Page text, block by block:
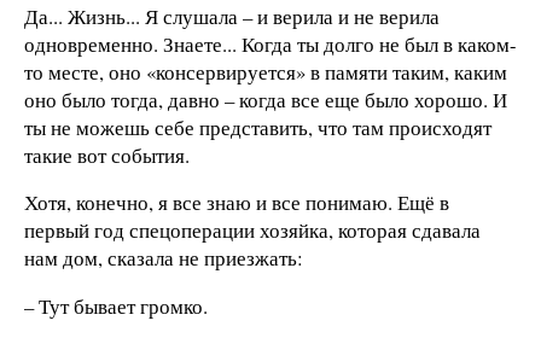
Да... Жизнь... Я слушала – и верила и не верила
одновременно. Знаете... Когда ты долго не был в каком-
то месте, оно «консервируется» в памяти таким, каким
оно было тогда, давно – когда все еще было хорошо. И
ты не можешь себе представить, что там происходят
такие вот события.
Хотя, конечно, я все знаю и все понимаю. Ещё в
первый год спецоперации хозяйка, которая сдавала
нам дом, сказала не приезжать:
– Тут бывает громко.